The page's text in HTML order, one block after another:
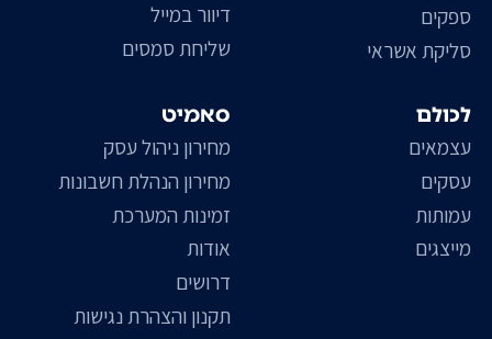
סאמיט
מחירון ניהול עסק
מחירון הנהלת חשבונות
זמינות המערכת
אודות
דרושים
תקנון והצהרת נגישות
דיוור במייל
שליחת סמסים
ספקים
סליקת אשראי
לכולם
עצמאים
עסקים
עמותות
מייצגים